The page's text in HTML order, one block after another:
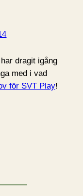
dragit igång
med i vad
för SVT Play!